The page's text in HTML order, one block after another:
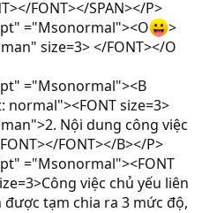
FONT></SPAN></P>
="Msonormal"><O
>
size=3> </FONT></O
="Msonormal"><B
size=3>
Nội dung công việc
FONT></B></P>
="Msonormal"><FONT
việc chủ yếu liên
tạm chia ra 3 mức độ,